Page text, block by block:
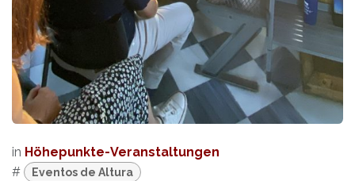
in Höhepunkte-Veranstaltungen
#
Eventos de Altura